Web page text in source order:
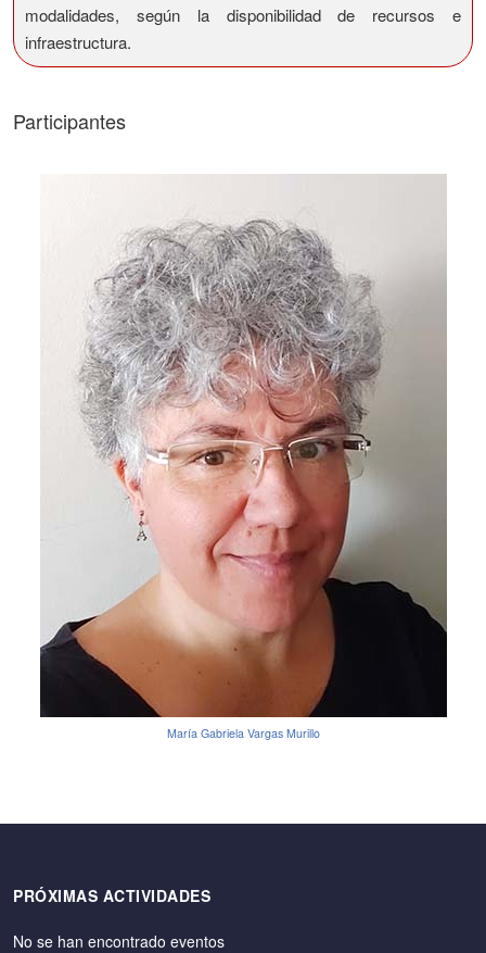
modalidades, según la disponibilidad de recursos e
infraestructura.
Participantes
María Gabriela Vargas Murillo
PRÓXIMAS ACTIVIDADES
No se han encontrado eventos